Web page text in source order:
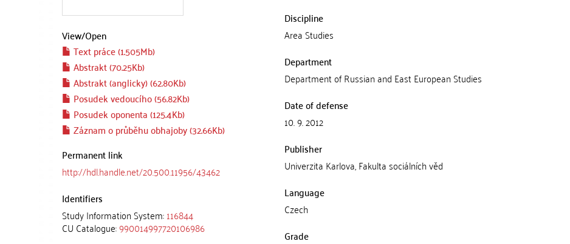
View/Open
Text práce (1.505Mb)
Abstrakt (70.25Kb)
Abstrakt (anglicky) (62.80Kb)
Posudek vedoucího (56.82Kb)
Posudek oponenta (125.4Kb)
Záznam o průběhu obhajoby (32.66Kb)
Permanent link
http://hdl.handle.net/20.500.11956/43462
Identifiers
Study Information System:116844
CU Catalogue:990014997720106986
Discipline
Area Studies
Department
Department of Russian and East European Studies
Date of defense
10. 9. 2012
Publisher
Univerzita Karlova, Fakulta sociálních věd
Language
Czech
Grade